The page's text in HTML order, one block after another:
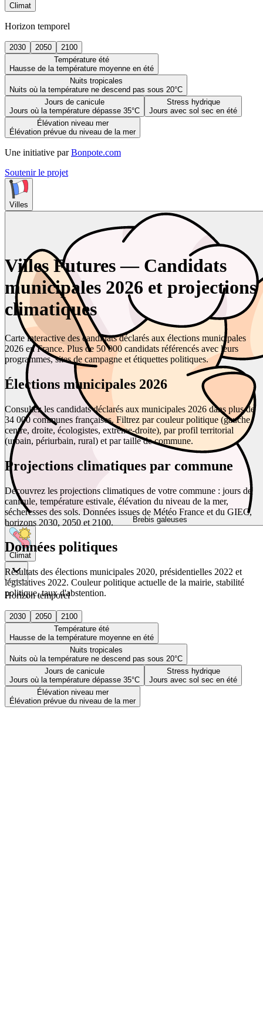
Climat
Horizon temporel
2030 2050
2100
Température été
Hausse de la température moyenne en été
Nuits tropicales
Nuits où la température ne descend pas sous 20°C
Jours de canicule
Jours où la température dépasse 35°C
Stress hydrique
Jours avec sol sec en été
Élévation niveau mer
Élévation prévue du niveau de la mer
Une initiative par Bonpote.com
Soutenir le projet
Villes
Brebis galeuses
Climat
Horizon temporel
2030 2050
2100
Température été
Hausse de la température moyenne en été
Nuits tropicales
Nuits où la température ne descend pas sous 20°C
Jours de canicule
Jours où la température dépasse 35°C
Stress hydrique
Jours avec sol sec en été
Élévation niveau mer
Élévation prévue du niveau de la mer
Villes Futures — Candidats
municipales 2026 et projections
climatiques
Carte interactive des candidats déclarés aux élections municipales
2026 en France. Plus de 50 000 candidats référencés avec leurs
programmes, sites de campagne et étiquettes politiques.
Élections municipales 2026
Consultez les candidats déclarés aux municipales 2026 dans plus de
34 000 communes françaises. Filtrez par couleur politique (gauche,
centre, droite, écologistes, extrême-droite), par profil territorial
(urbain, périurbain, rural) et par taille de commune.
Projections climatiques par commune
Découvrez les projections climatiques de votre commune : jours de
canicule, température estivale, élévation du niveau de la mer,
sécheresses des sols. Données issues de Météo France et du GIEC,
horizons 2030, 2050 et 2100.
Données politiques
Résultats des élections municipales 2020, présidentielles 2022 et
législatives 2022. Couleur politique actuelle de la mairie, stabilité
politique, taux d'abstention.